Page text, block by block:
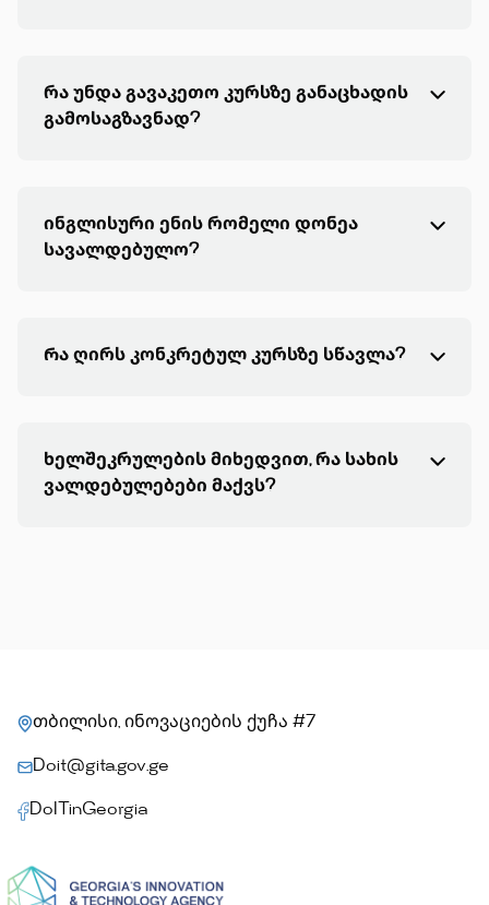
რა უნდა გავაკეთო კურსზე განაცხადის
გამოსაგზავნად?
ინგლისური ენის რომელი დონეა
სავალდებულო?
Რა ღირს კონკრეტულ კურსზე სწავლა?
ხელშეკრულების მიხედვით, რა სახის
ვალდებულებები მაქვს?
თბილისი, ინოვაციების ქუჩა #7
Doit@gita.gov.ge
DoITinGeorgia